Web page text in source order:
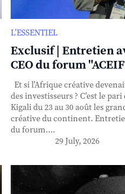
L’ESSENTIEL
Exclusif | Entretien
CEO du forum
Et si l'Afrique créative
des investisseurs ? C'est le
Kigali du 23 au 30 août les
créative du continent.
du forum....
29 July, 2026